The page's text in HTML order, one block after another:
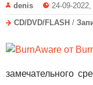
denis 24-09-
CD/DVD/FLASH /
замечательного